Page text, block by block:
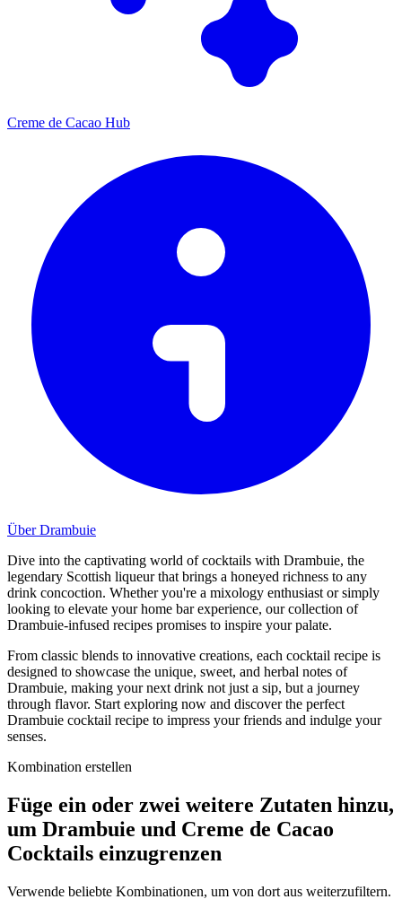
Creme de Cacao Hub
Über Drambuie
Dive into the captivating world of cocktails with Drambuie, the
legendary Scottish liqueur that brings a honeyed richness to any
drink concoction. Whether you're a mixology enthusiast or simply
looking to elevate your home bar experience, our collection of
Drambuie-infused recipes promises to inspire your palate.
From classic blends to innovative creations, each cocktail recipe is
designed to showcase the unique, sweet, and herbal notes of
Drambuie, making your next drink not just a sip, but a journey
through flavor. Start exploring now and discover the perfect
Drambuie cocktail recipe to impress your friends and indulge your
senses.
Kombination erstellen
Füge ein oder zwei weitere Zutaten hinzu,
um Drambuie und Creme de Cacao
Cocktails einzugrenzen
Verwende beliebte Kombinationen, um von dort aus weiterzufiltern.